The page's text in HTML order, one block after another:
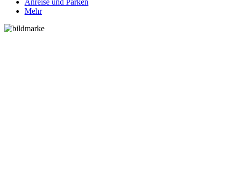
Anreise und Parken
Mehr